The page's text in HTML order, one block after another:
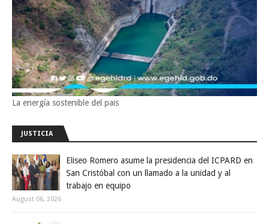
La energía sostenible del pais
JUSTICIA
Eliseo Romero asume la presidencia del ICPARD en
San Cristóbal con un llamado a la unidad y al
trabajo en equipo
August 06, 2026